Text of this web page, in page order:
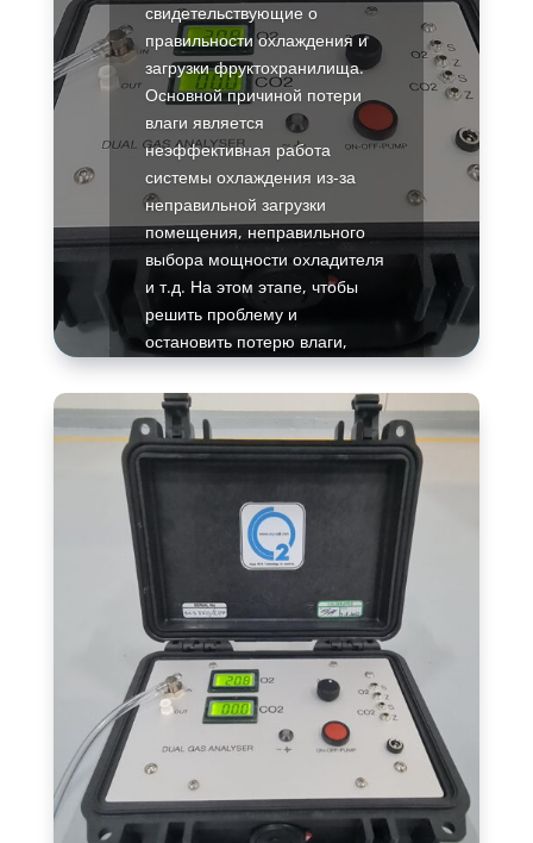
свидетельствующие о
правильности охлаждения и
загрузки фруктохранилища.
Основной причиной потери
влаги является
неэффективная работа
системы охлаждения из-за
неправильной загрузки
помещения, неправильного
выбора мощности охладителя
и т.д. На этом этапе, чтобы
решить проблему и
остановить потерю влаги,
очень важно обнаружить и
назвать причину.
Подробнее